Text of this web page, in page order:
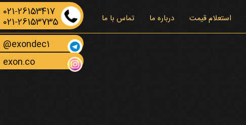
استعلام قیمت درباره ما تماس با ما 021-26153417
021-26153735
exondec1@
exon.co